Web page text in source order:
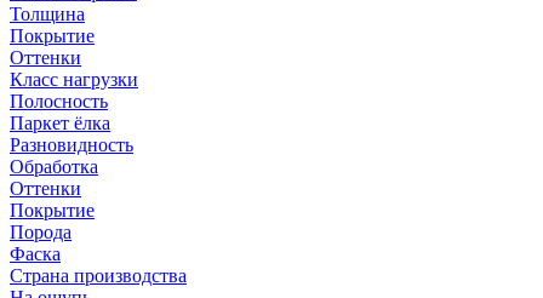
Толщина
Покрытие
Оттенки
Класс нагрузки
Полосность
Паркет ёлка
Разновидность
Обработка
Оттенки
Покрытие
Порода
Фаска
Страна производства